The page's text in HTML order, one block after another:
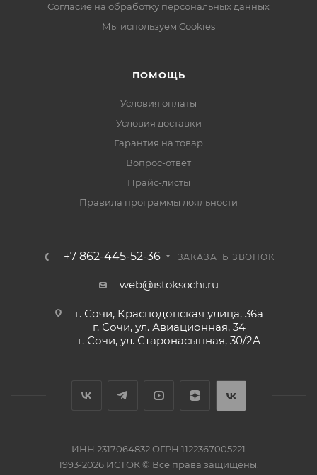
Согласие на обработку персональных данных
Мы используем Cookies
ПОМОЩЬ
Условия оплаты
Условия доставки
Гарантия на товар
Вопрос-ответ
Прайс-листы
Правила программы лояльности
+7 862-445-52-36 ЗАКАЗАТЬ ЗВОНОК
web@istoksochi.ru
г. Сочи, Краснодонская улица, 36а
г. Сочи, ул. Авиационная, 34
г. Сочи, ул. Старонасыпная, 30/2А
ИНН 2317064832 ОГРН 1122367005221
1993-2026 ИСТОК © Все права защищены.